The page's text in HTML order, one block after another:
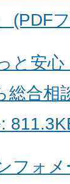
(PDF
と安
総合相
フォ